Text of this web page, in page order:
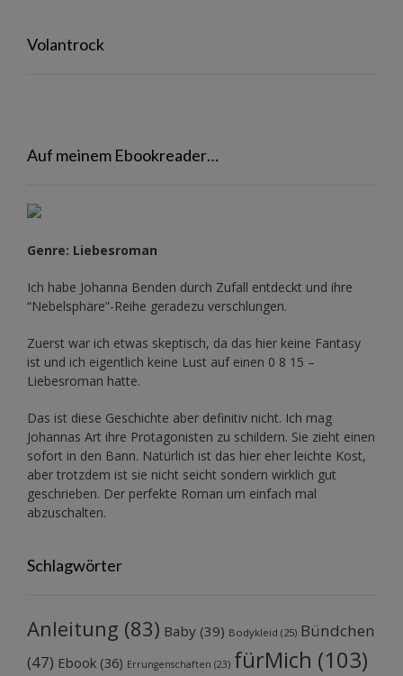
Volantrock
Auf meinem Ebookreader…
Genre: Liebesroman
Ich habe Johanna Benden durch Zufall entdeckt und ihre
“Nebelsphäre”-Reihe geradezu verschlungen.
Zuerst war ich etwas skeptisch, da das hier keine Fantasy
ist und ich eigentlich keine Lust auf einen 0 8 15 –
Liebesroman hatte.
Das ist diese Geschichte aber definitiv nicht. Ich mag
Johannas Art ihre Protagonisten zu schildern. Sie zieht einen
sofort in den Bann. Natürlich ist das hier eher leichte Kost,
aber trotzdem ist sie nicht seicht sondern wirklich gut
geschrieben. Der perfekte Roman um einfach mal
abzuschalten.
Schlagwörter
Anleitung (83) Baby (39) Bodykleid (25) Bündchen
(47) Ebook (36) Errungenschaften (23) fürMich (103)